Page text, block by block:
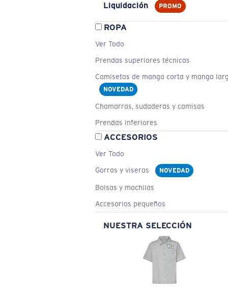
Liquidación PROMO
ROPA
Ver Todo
Prendas superiores técnicas
Camisetas de manga corta y manga
NOVEDAD
Chamarras, sudaderas y camisas
Prendas inferiores
ACCESORIOS
Ver Todo
Gorras y viseras
NOVEDAD
Bolsas y mochilas
Accesorios pequeños
NUESTRA SELECCIÓN